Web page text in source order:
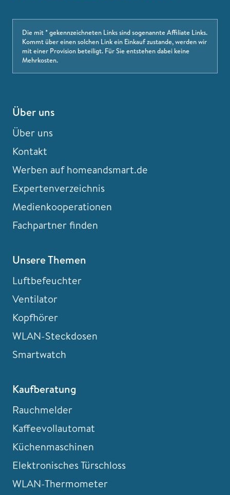
Die mit * gekennzeichneten Links sind sogenannte Affiliate Links.
Kommt über einen solchen Link ein Einkauf zustande, werden wir
mit einer Provision beteiligt. Für Sie entstehen dabei keine
Mehrkosten.
Über uns
Über uns
Kontakt
Werben auf homeandsmart.de
Expertenverzeichnis
Medienkooperationen
Fachpartner finden
Unsere Themen
Luftbefeuchter
Ventilator
Kopfhörer
WLAN-Steckdosen
Smartwatch
Kaufberatung
Rauchmelder
Kaffeevollautomat
Küchenmaschinen
Elektronisches Türschloss
WLAN-Thermometer